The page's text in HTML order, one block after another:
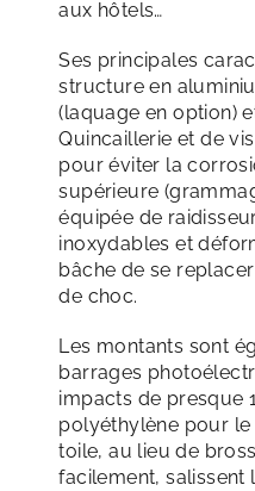
aux hôtels…
Ses principales
structure en
(laquage en option)
Quincaillerie et de
pour éviter la
supérieure
équipée de
inoxydables et
bâche de se
de choc.
Les montants sont
barrages
impacts de presque
polyéthylène pour
toile, au lieu de
facilement, salissent